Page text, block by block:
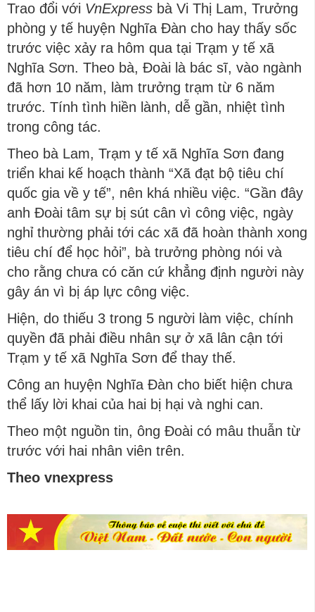
Trao đổi với VnExpress bà Vi Thị Lam, Trưởng
phòng y tế huyện Nghĩa Đàn cho hay thấy sốc
trước việc xảy ra hôm qua tại Trạm y tế xã
Nghĩa Sơn. Theo bà, Đoài là bác sĩ, vào ngành
đã hơn 10 năm, làm trưởng trạm từ 6 năm
trước. Tính tình hiền lành, dễ gần, nhiệt tình
trong công tác.
Theo bà Lam, Trạm y tế xã Nghĩa Sơn đang
triển khai kế hoạch thành “Xã đạt bộ tiêu chí
quốc gia về y tế”, nên khá nhiều việc. “Gần đây
anh Đoài tâm sự bị sút cân vì công việc, ngày
nghỉ thường phải tới các xã đã hoàn thành xong
tiêu chí để học hỏi”, bà trưởng phòng nói và
cho rằng chưa có căn cứ khẳng định người này
gây án vì bị áp lực công việc.
Hiện, do thiếu 3 trong 5 người làm việc, chính
quyền đã phải điều nhân sự ở xã lân cận tới
Trạm y tế xã Nghĩa Sơn để thay thế.
Công an huyện Nghĩa Đàn cho biết hiện chưa
thể lấy lời khai của hai bị hại và nghi can.
Theo một nguồn tin, ông Đoài có mâu thuẫn từ
trước với hai nhân viên trên.
Theo vnexpress